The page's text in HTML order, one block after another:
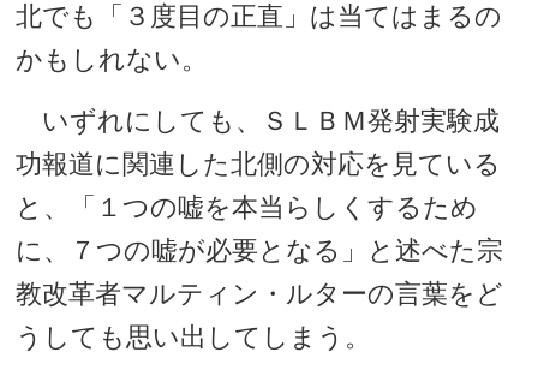
北でも「３度目の正直」は当てはまるの
かもしれない。
いずれにしても、ＳＬＢＭ発射実験成
功報道に関連した北側の対応を見ている
と、「１つの嘘を本当らしくするため
に、７つの嘘が必要となる」と述べた宗
教改革者マルティン・ルターの言葉をど
うしても思い出してしまう。